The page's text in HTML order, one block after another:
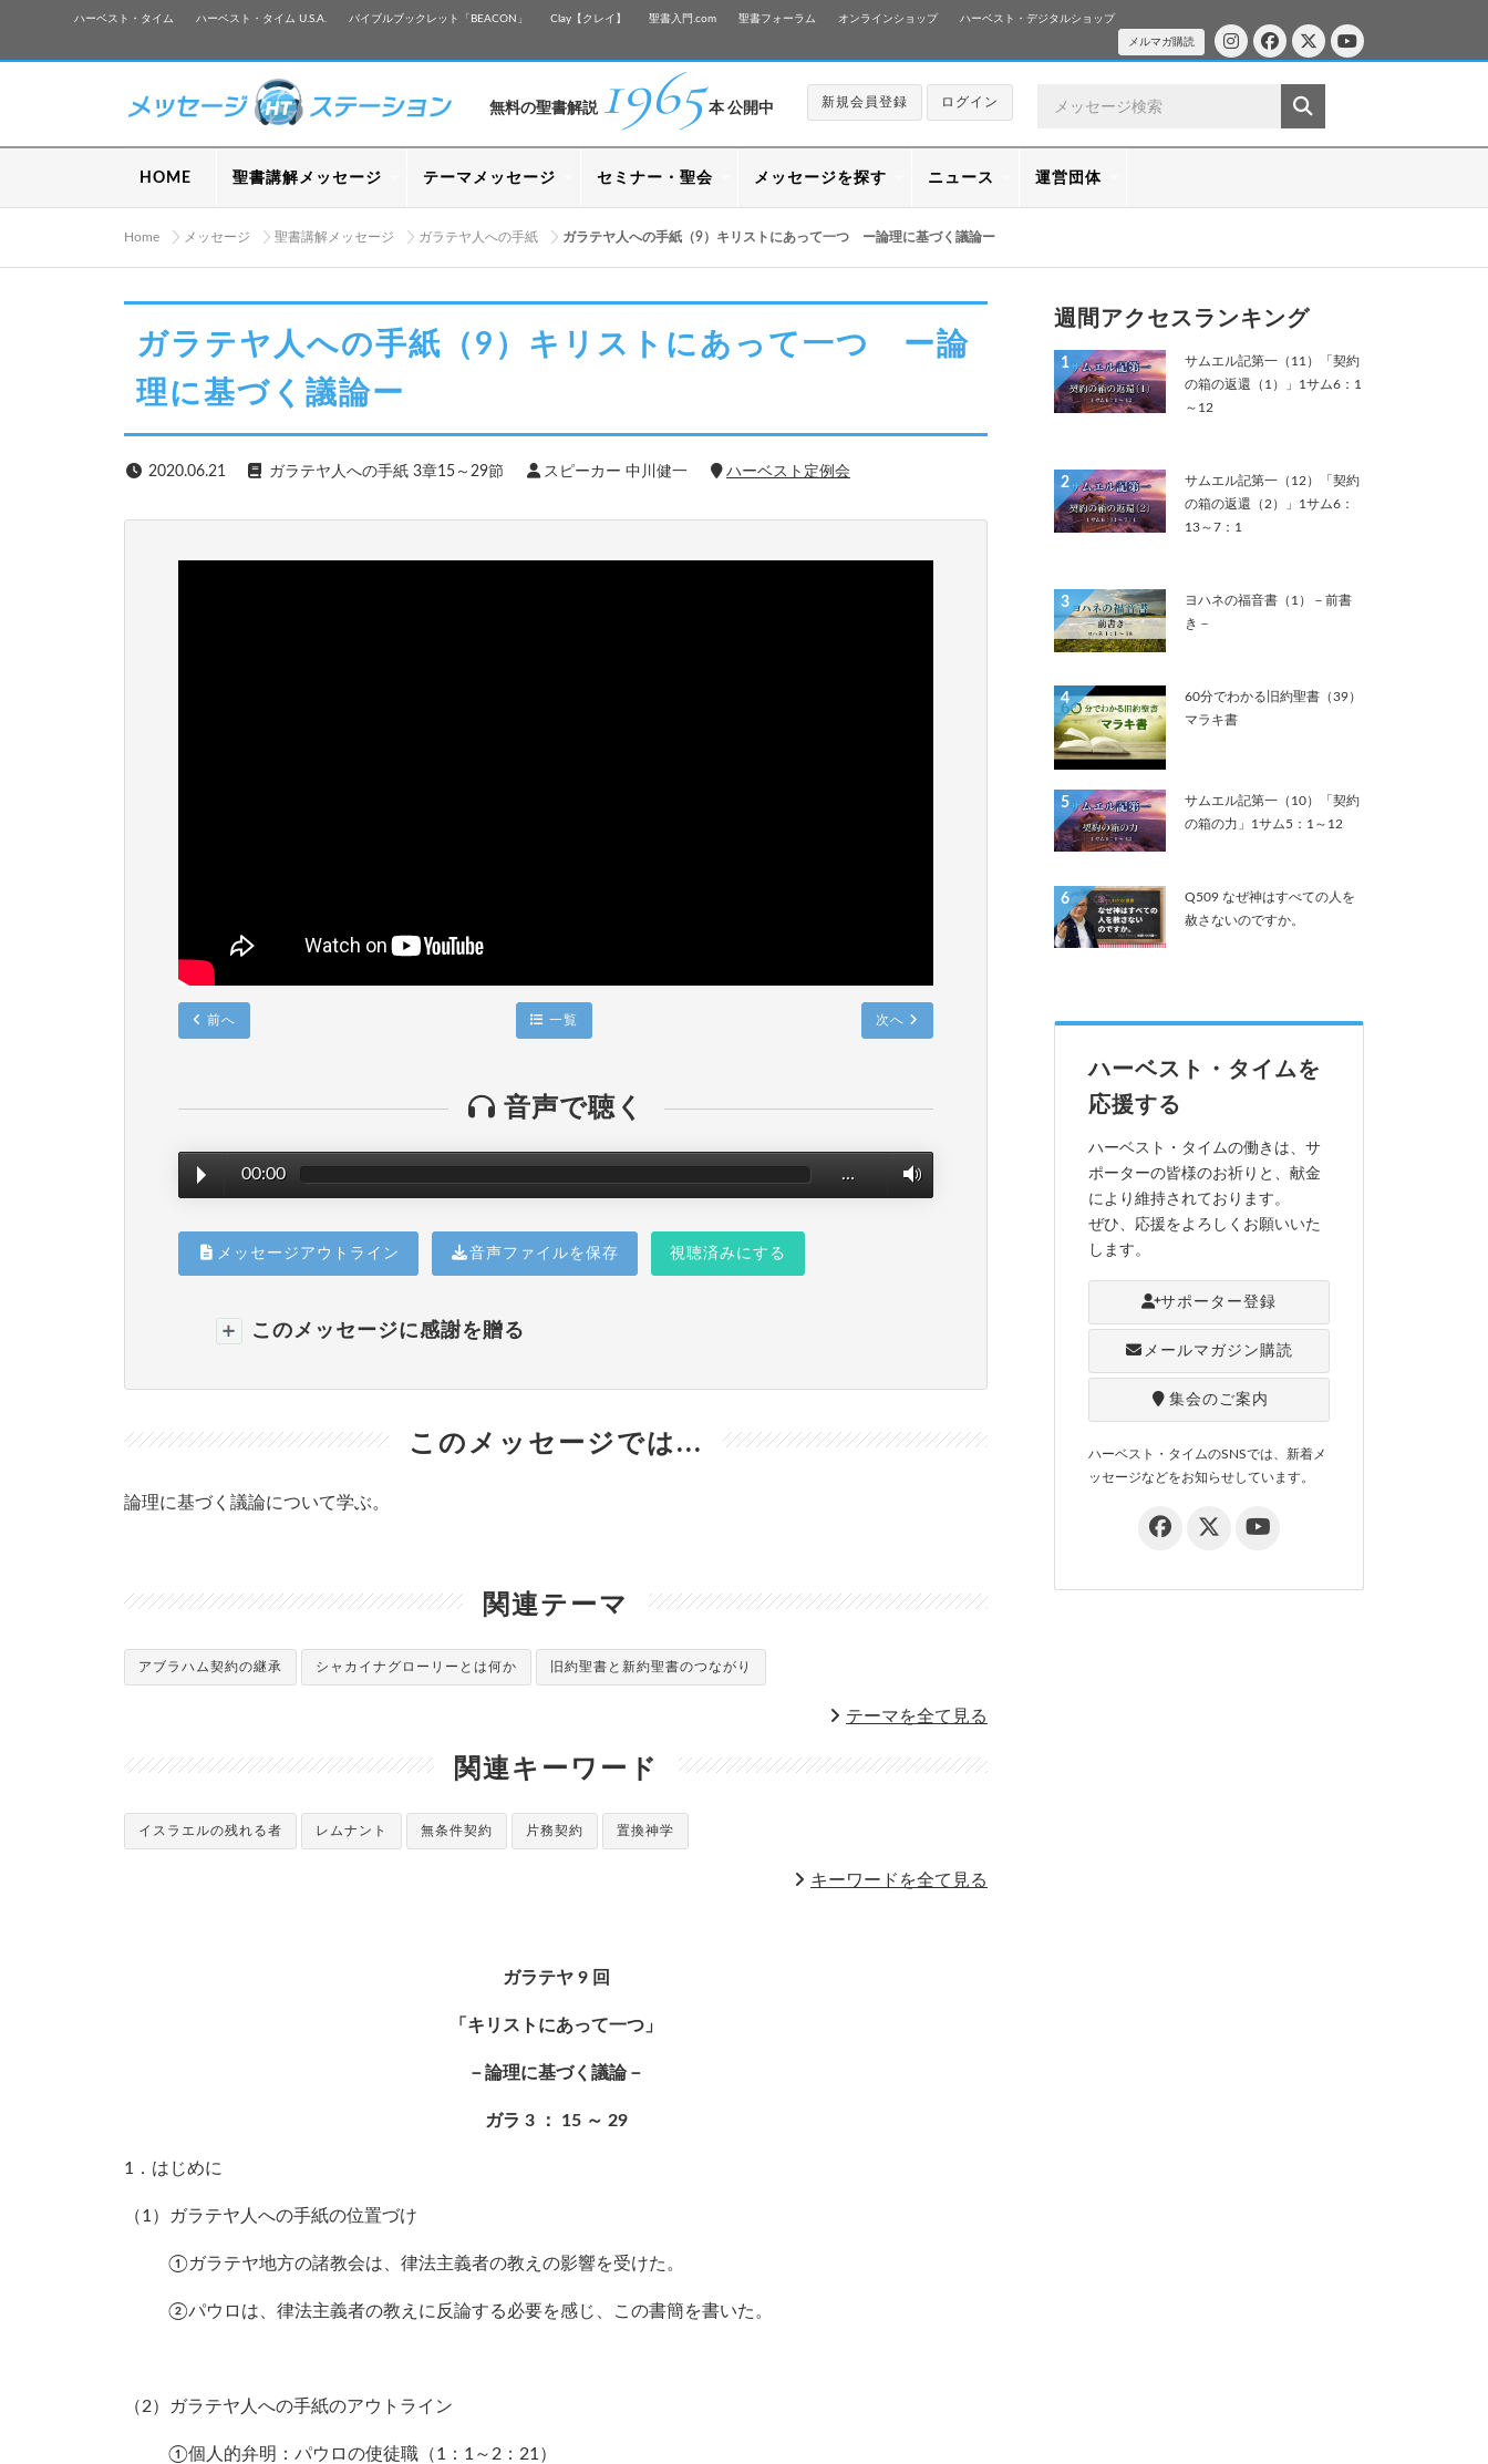
ハーベスト・タイム ハーベスト・タイム U.S.A. バイブルブックレット「BEACON」 Clay【クレイ】 聖書入門.com 聖書フォーラム オンラインショップ ハーベスト・デジタルショップ
メルマガ購読
無料の聖書解説 1965 本 公開中 新規会員登録 ログイン
HOME 聖書講解メッセージ テーマメッセージ セミナー・聖会 メッセージを探す ニュース 運営団体
Home メッセージ 聖書講解メッセージ ガラテヤ人への手紙 ガラテヤ人への手紙（9）キリストにあって一つ ー論理に基づく議論ー
ガラテヤ人への手紙（9）キリストにあって一つ ー論
理に基づく議論ー
2020.06.21 ガラテヤ人への手紙 3章15～29節 スピーカー 中川健一 ハーベスト定例会
前へ 一覧 次へ
音声で聴く
00:00 …
メッセージアウトライン 音声ファイルを保存 視聴済みにする
このメッセージに感謝を贈る
このメッセージでは...
論理に基づく議論について学ぶ。
関連テーマ
アブラハム契約の継承 シャカイナグローリーとは何か 旧約聖書と新約聖書のつながり
テーマを全て見る
関連キーワード
イスラエルの残れる者 レムナント 無条件契約 片務契約 置換神学
キーワードを全て見る
ガラテヤ 9 回
「キリストにあって一つ」
－論理に基づく議論－
ガラ 3 ： 15 ～ 29
1．はじめに
（1）ガラテヤ人への手紙の位置づけ
①ガラテヤ地方の諸教会は、律法主義者の教えの影響を受けた。
②パウロは、律法主義者の教えに反論する必要を感じ、この書簡を書いた。
（2）ガラテヤ人への手紙のアウトライン
①個人的弁明：パウロの使徒職（1：1～2：21）
週間アクセスランキング
1
サムエル記第一（11）「契約
の箱の返還（1）」1サム6：1
～12
2
サムエル記第一（12）「契約
の箱の返還（2）」1サム6：
13～7：1
3
ヨハネの福音書（1）－前書
き－
4
60分でわかる旧約聖書（39）
マラキ書
5
サムエル記第一（10）「契約
の箱の力」1サム5：1～12
6
Q509 なぜ神はすべての人を
赦さないのですか。
ハーベスト・タイムを
応援する
ハーベスト・タイムの働きは、サ
ポーターの皆様のお祈りと、献金
により維持されております。
ぜひ、応援をよろしくお願いいた
します。
サポーター登録
メールマガジン購読
集会のご案内
ハーベスト・タイムのSNSでは、新着メ
ッセージなどをお知らせしています。